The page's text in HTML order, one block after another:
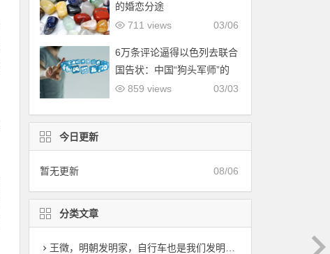
的婚恋分途
03/06
711 views
6万条评论逼得以色列去联合
国告状：中国“狗头军师”的
降维打击，到底有多可怕？
03/03
859 views
今日更新
暂无更新 08/06
分类文章
王徵，明朝发明家，自行车也是我们发明的，比西方早了200年！